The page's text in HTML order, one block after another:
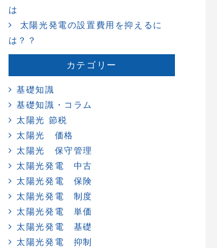
は
太陽光発電の設置費用を抑えるに
は？？
カテゴリー
基礎知識
基礎知識・コラム
太陽光 節税
太陽光 価格
太陽光 保守管理
太陽光発電 中古
太陽光発電 保険
太陽光発電 制度
太陽光発電 単価
太陽光発電 基礎
太陽光発電 抑制